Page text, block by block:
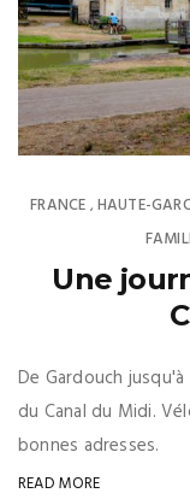
FRANCE ,HAUTE-
Une
De Gardouch
du Canal du Midi.
bonnes adresses.
READ MORE